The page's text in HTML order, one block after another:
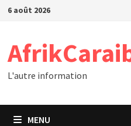
Passer
6 août 2026
L'autre information
MENU